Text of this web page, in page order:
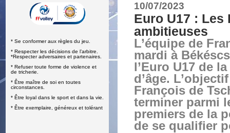
* Se conformer aux règles du jeu.
* Respecter les décisions de l’arbitre.
*Respecter adversaires et partenaires.
* Refuser toute forme de violence et
de tricherie.
* Être maître de soi en toutes
circonstances.
* Être loyal dans le sport et dans la vie.
* Être exemplaire, généreux et tolérant
10/07/2023
Euro U17 : Les
ambitieuses
L’équipe de
mardi à
l’Euro U17 de
d’âge.
François de
terminer parmi
premiers de la
de se qualifier